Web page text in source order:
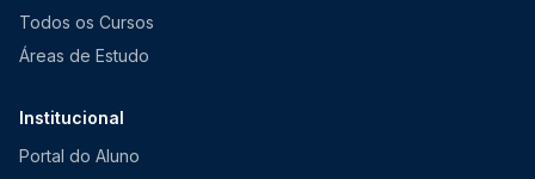
Todos os Cursos
Áreas de Estudo
Institucional
Portal do Aluno